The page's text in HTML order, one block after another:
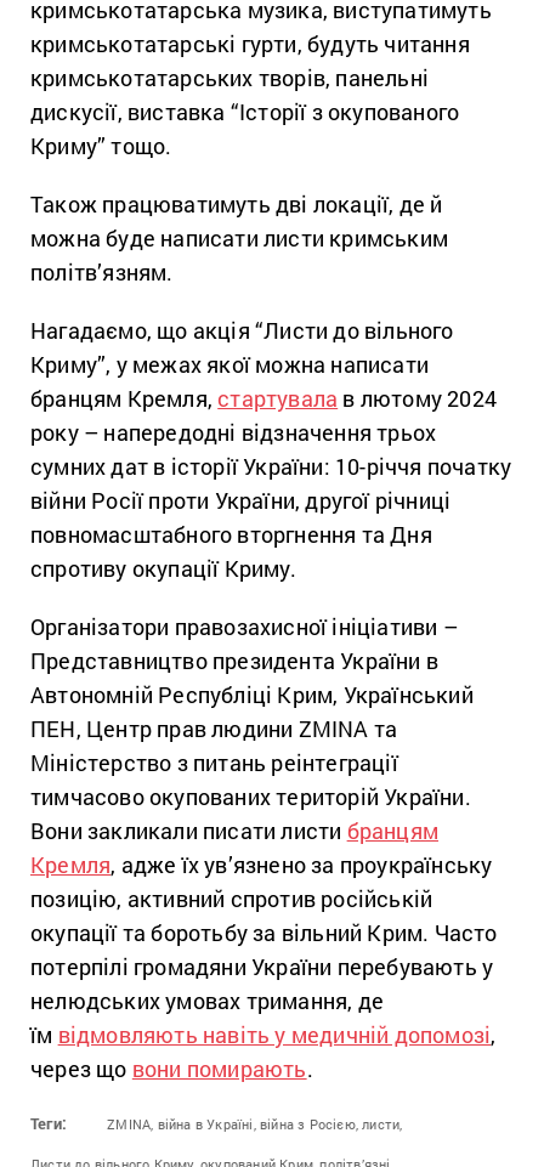
кримськотатарська музика, виступатимуть
кримськотатарські гурти, будуть читання
кримськотатарських творів, панельні
дискусії, виставка “Історії з окупованого
Криму” тощо.
Також працюватимуть дві локації, де й
можна буде написати листи кримським
політв’язням.
Нагадаємо, що акція “Листи до вільного
Криму”, у межах якої можна написати
бранцям Кремля, стартувала в лютому 2024
року – напередодні відзначення трьох
сумних дат в історії України: 10-річчя початку
війни Росії проти України, другої річниці
повномасштабного вторгнення та Дня
спротиву окупації Криму.
Організатори правозахисної ініціативи –
Представництво президента України в
Автономній Республіці Крим, Український
ПЕН, Центр прав людини ZMINA та
Міністерство з питань реінтеграції
тимчасово окупованих територій України.
Вони закликали писати листи бранцям
Кремля, адже їх ув’язнено за проукраїнську
позицію, активний спротив російській
окупації та боротьбу за вільний Крим. Часто
потерпілі громадяни України перебувають у
нелюдських умовах тримання, де
їм відмовляють навіть у медичній допомозі,
через що вони помирають.
Теги: ZMINA, війна в Україні, війна з Росією, листи,